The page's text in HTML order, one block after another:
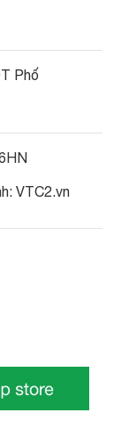
Phố
VTC2.vn